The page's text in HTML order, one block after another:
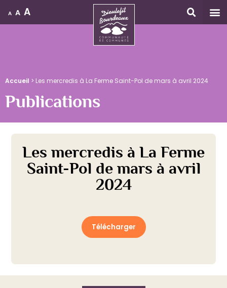
A A A
Accueil > Les mercredis à La Ferme Saint-Pol de mars à avril 2024
Publications
Télécharger
Les mercredis à La Ferme
Saint-Pol de mars à avril
2024